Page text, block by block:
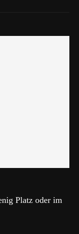
Platz oder im